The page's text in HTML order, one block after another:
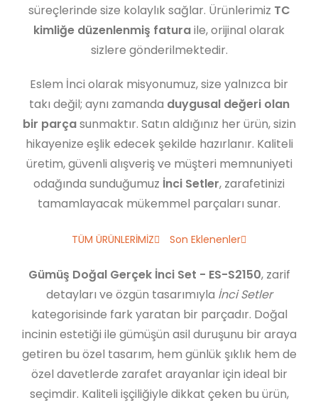
süreçlerinde size kolaylık sağlar. Ürünlerimiz TC
kimliğe düzenlenmiş faturaile, orijinal olarak
sizlere gönderilmektedir.
Eslem İnci olarak misyonumuz, size yalnızca bir
takı değil; aynı zamanda duygusal değeri olan
bir parçasunmaktır. Satın aldığınız her ürün, sizin
hikayenize eşlik edecek şekilde hazırlanır. Kaliteli
üretim, güvenli alışveriş ve müşteri memnuniyeti
odağında sunduğumuz İnci Setler, zarafetinizi
tamamlayacak mükemmel parçaları sunar.
TÜM ÜRÜNLERİMİZ Son Eklenenler
Gümüş Doğal Gerçek İnci Set - ES-S2150, zarif
detayları ve özgün tasarımıyla İnci Setler
kategorisinde fark yaratan bir parçadır. Doğal
incinin estetiği ile gümüşün asil duruşunu bir araya
getiren bu özel tasarım, hem günlük şıklık hem de
özel davetlerde zarafet arayanlar için ideal bir
seçimdir. Kaliteli işçiliğiyle dikkat çeken bu ürün,